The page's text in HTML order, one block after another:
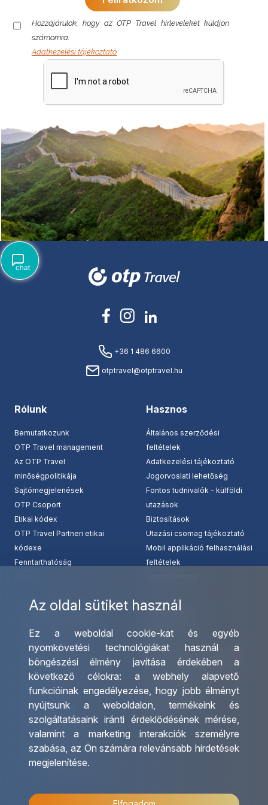
Az oldal sütiket használ
Ez a weboldal cookie-kat és egyéb
nyomkövetési technológiákat használ a
böngészési élmény javítása érdekében a
következő célokra: a webhely alapvető
funkcióinak engedélyezése, hogy jobb élményt
nyújtsunk a weboldalon,termékeink és
szolgáltatásaink iránti érdeklődésének mérése,
valamint a marketing interakciók személyre
szabása, az Ön számára relevánsabb hirdetések
megjelenítése.
Hozzájárulok, hogy az OTP Travel hírleveleket küldjön
számomra.
Adatkezelési tájékoztató
+36 1 486 6600
otptravel@otptravel.hu
Rólunk
Bemutatkozunk
OTP Travel management
Az OTP Travel
minőségpolitikája
Sajtómegjelenések
OTP Csoport
Etikai kódex
OTP Travel Partneri etikai
kódexe
Fenntarthatóság
Hasznos
Általános szerződési
feltételek
Adatkezelési tájékoztató
Jogorvoslati lehetőség
Fontos tudnivalók - külföldi
utazások
Biztosítások
Utazási csomag tájékoztató
Mobil applikáció felhasználási
feltételek
Csoportos utazások
szervezése
Egyéni utak szervezése
Hajóutak
Üzleti utaztatás
Nemzetközi tanár és
diákigazolványok
Letölthető katalógusunk
Ajándékutalvány
OTP Travel kedvezmények
Irodáink
Utazásszervező partnereink
Viszonteladó Partnereink
Partnereinknek
Utazási kérdőív
Impresszum